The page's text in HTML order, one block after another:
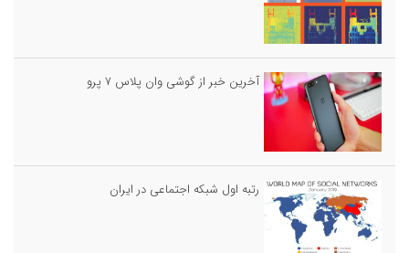
آخرین خبر از گوشی وان پلاس ۷ پرو
رتبه اول شبکه اجتماعی در ایران